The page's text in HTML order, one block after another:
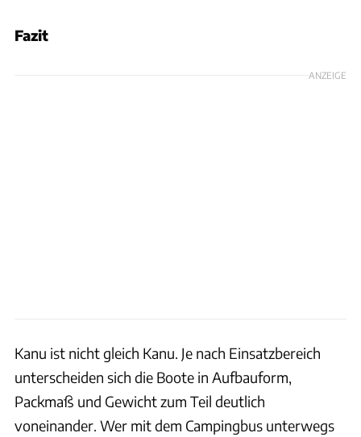
Fazit
ANZEIGE
Kanu ist nicht gleich Kanu. Je nach Einsatzbereich
unterscheiden sich die Boote in Aufbauform,
Packmaß und Gewicht zum Teil deutlich
voneinander. Wer mit dem Campingbus unterwegs